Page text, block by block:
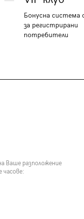
Бонусна система
за регистрирани
потребители
Ваше разположение
часове: